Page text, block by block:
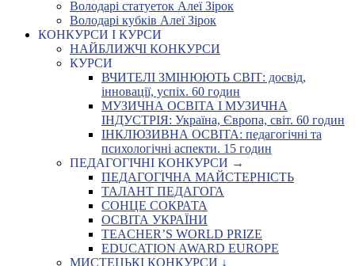
Володарі статуеток Алеї Зірок
Володарі кубків Алеї Зірок
КОНКУРСИ І КУРСИ
НАЙБЛИЖЧІ КОНКУРСИ
КУРСИ
ВЧИТЕЛІ ЗМІНЮЮТЬ СВІТ: досвід,
інновації, успіх. 60 годин
МУЗИЧНА ОСВІТА І МУЗИЧНА
ІНДУСТРІЯ: Україна, Європа, світ. 60 годин
ІНКЛЮЗИВНА ОСВІТА: педагогічні та
психологічні аспекти. 15 годин
ПЕДАГОГІЧНІ КОНКУРСИ →
ПЕДАГОГІЧНА МАЙСТЕРНІСТЬ
ТАЛАНТ ПЕДАГОГА
СОНЦЕ СОКРАТА
ОСВІТА УКРАЇНИ
TEACHER’S WORLD PRIZE
EDUCATION AWARD EUROPE
МИСТЕЦЬКІ КОНКУРСИ ↓